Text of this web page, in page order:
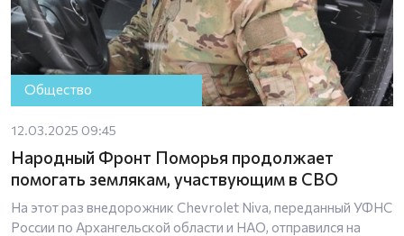
Общество
12.03.2025 09:45
Народный Фронт Поморья продолжает
помогать землякам, участвующим в СВО
На этот раз внедорожник Chevrolet Niva, переданный УФНС
России по Архангельской области и НАО, отправился на